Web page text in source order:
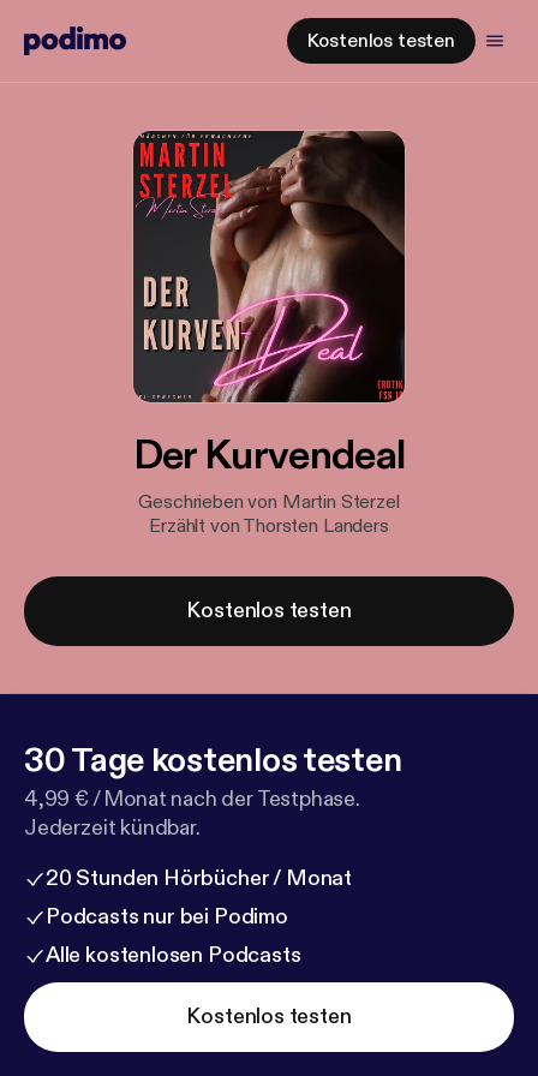
Kostenlos testen
Der Kurvendeal
Geschrieben von Martin Sterzel
Erzählt von Thorsten Landers
Kostenlos testen
30 Tage kostenlos testen
4,99 € / Monat nach der Testphase.
Jederzeit kündbar.
20 Stunden Hörbücher / Monat
Podcasts nur bei Podimo
Alle kostenlosen Podcasts
Kostenlos testen